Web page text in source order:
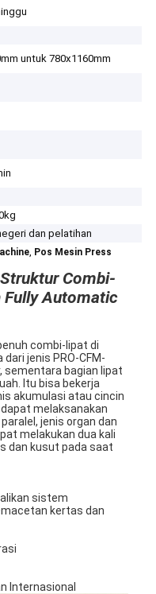
untuk 780x1160mm
dan pelatihan
, Pos Mesin Press
Combi-
Fully Automatic
combi-lipat di
jenis PRO-CFM-
sementara bagian lipat
Itu bisa bekerja
akumulasi atau cincin
dapat melaksanakan
jenis organ dan
melakukan dua kali
dan kusut pada saat
sistem
kertas dan
Internasional